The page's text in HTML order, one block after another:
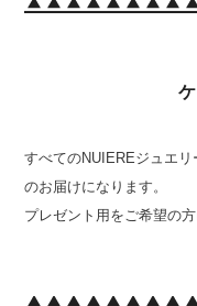
すべてのNUIEREジュエ
のお届けになります。
プレゼント用をご希望の